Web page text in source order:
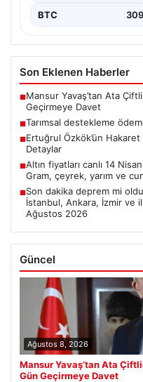
BTC
Son Eklenen Haberler
■Mansur Yavaş’tan Ata
Geçirmeye Davet
■Tarımsal destekleme
■Ertuğrul Özkök’ün
Detaylar
■Altın fiyatları canlı 14
Gram, çeyrek, yarım ve
■Son dakika deprem mi
İstanbul, Ankara, İzmir ve
Ağustos 2026
Güncel
Ağustos 8, 2026
Mansur Yavaş’tan Ata
Gün Geçirmeye Davet